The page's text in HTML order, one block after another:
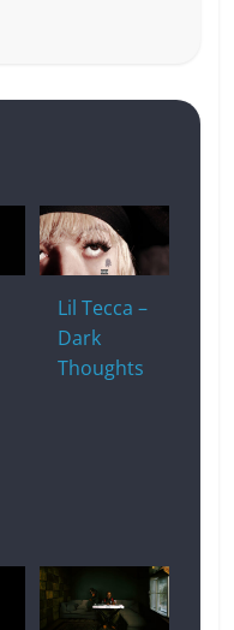
Lil Tecca –
Dark
Thoughts